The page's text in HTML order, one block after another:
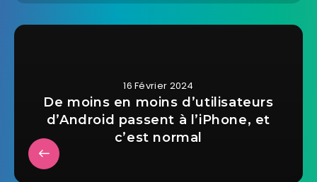
16 Février 2024
De moins en moins d’utilisateurs
d’Android passent à l’iPhone, et
c’est normal